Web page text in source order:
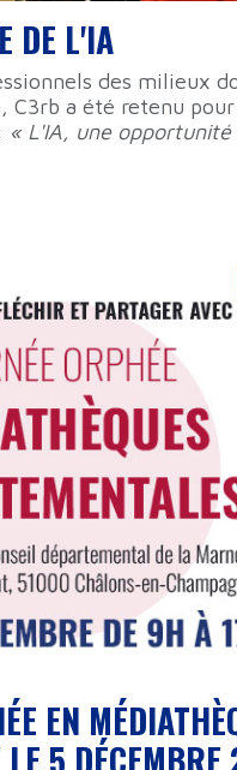
DE L'IA
des milieux
C3rb a été retenu
« L'IA, une
EN